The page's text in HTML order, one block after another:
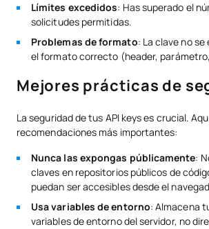
Límites excedidos: Has superado el
solicitudes permitidas.
Problemas de formato: La clave no
el formato correcto (header,
Mejores prácticas de
La seguridad de tus API keys es crucial.
recomendaciones más importantes:
Nunca las expongas públicamente:
claves en repositorios públicos de
puedan ser accesibles desde el
Usa variables de entorno: Almacena
variables de entorno del servidor, no